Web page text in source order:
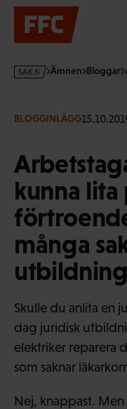
Hoppa
innehållet
s
·
Ämnen Bloggar
BLOGGINLÄGG
kunna lita
många
Skulle du anlita en
dag juridisk
elektriker reparera
som saknar
Nej, knappast.